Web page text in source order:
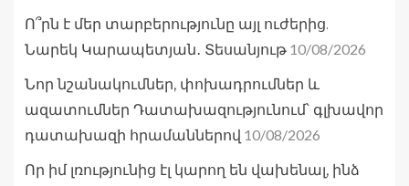
Ո՞րն է մեր տարբերությունը այլ ուժերից.
Նարեկ Կարապետյան․ Տեսանյութ 10/08/2026
Նոր նշանակումներ, փոխադրումներ և
ազատումներ Դատախազությունում՝ գլխավոր
դատախազի հրամաններով 10/08/2026
Որ իմ լռությունից էլ կարող են վախենալ, ինձ